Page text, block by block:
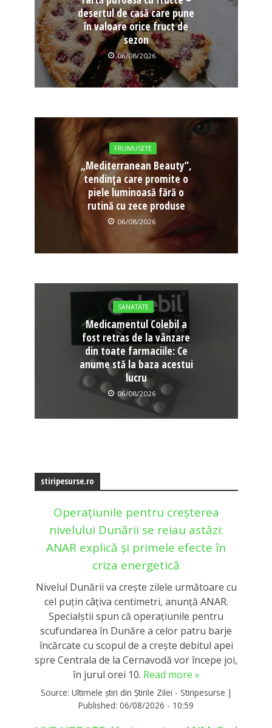
desertul de casă care pune
în valoare orice fruct de
sezon
06/08/2026
FRUMUSETE
„Mediterranean Beauty”,
tendința care promite o
piele luminoasă fără o
rutină cu zece produse
06/08/2026
SANATATE
Medicamentul Colebil a
fost retras de la vânzare
din toate farmaciile: Ce
anume stă la baza acestui
lucru
06/08/2026
stiripesurse.ro
Operațiunile pentru creșterea
nivelului Dunării se reiau astăzi:
ANAR explică și primele efecte în
criza energetică
Nivelul Dunării va crește zilele următoare cu
cel puțin câțiva centimetri, anunță ANAR.
Specialștii spun că operaţiunile pentru
scufundarea în Dunăre a celor patru barje
încărcate cu scopul de a creşte debitul apei
spre Centrala de la Cernavodă vor începe joi,
în jurul orei 10. Read more »
Source: Ultimele știri din Știrile Zilei - Stiripesurse |
Published: 06/08/2026 - 10:59